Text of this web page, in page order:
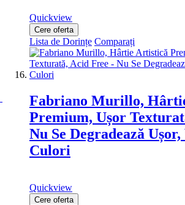
Quickview
Cere oferta
Lista de Dorințe Comparați
Fabriano Murillo,
Premium, Ușor
Nu Se Degradează
Culori
Quickview
Cere oferta